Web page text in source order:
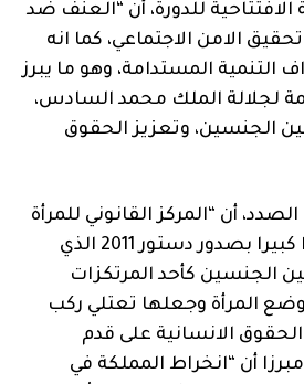
الافتتاحية للدورة، أن “العنف ضد
الامن الاجتماعي، كما انه
التنمية المستدامة، وهو ما يبرز
لجلالة الملك محمد السادس،
الجنسين، وتعزيز الحقوق
أن “المركز القانوني للمرأة
المغربية شهد تغييرا كبيرا بصدور دستور 2011 الذي
الجنسين كأحد المرتكزات
المرأة وجعلها تعتلي ركب
الحقوق الانسانية على قدم
أن “انخراط المملكة في